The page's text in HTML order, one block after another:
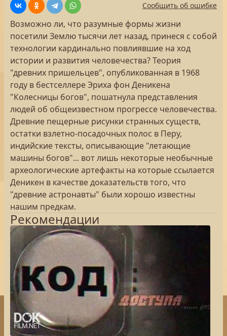
Сообщить об ошибке
Возможно ли, что разумные формы жизни
посетили Землю тысячи лет назад, принеся с собой
технологии кардинально повлиявшие на ход
истории и развития человечества? Теория
"древних пришельцев", опубликованная в 1968
году в бестселлере Эриха фон Деникена
"Колесницы богов", пошатнула представления
людей об общеизвестном прогрессе человечества.
Древние пещерные рисунки странных существ,
остатки взлетно-посадочных полос в Перу,
индийские тексты, описывающие "летающие
машины богов"... вот лишь некоторые необычные
археологические артефакты на которые ссылается
Деникен в качестве доказательств того, что
"древние астронавты" были хорошо известны
нашим предкам.
Рекомендации